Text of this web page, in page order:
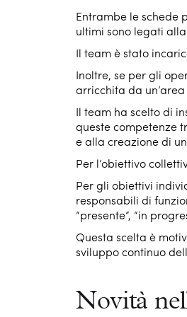
Entrambe le schede
ultimi sono legati
Il team è stato
Inoltre, se per gli
arricchita da
Il team ha scelto di
queste competenze
e alla creazione di
Per l’obiettivo
Per gli obiettivi
responsabili di
“presente”, “in
Questa scelta è
sviluppo continuo
Novità